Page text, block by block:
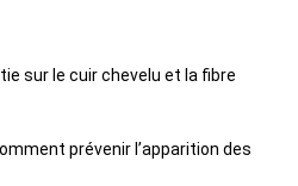
sur le cuir chevelu et la fibre
prévenir l’apparition des